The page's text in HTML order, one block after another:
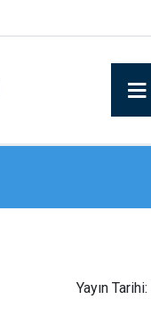
Yayın Tarihi: